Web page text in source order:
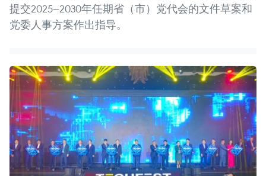
提交2025—2030年任期省（市）党代会的文件草案和
党委人事方案作出指导。